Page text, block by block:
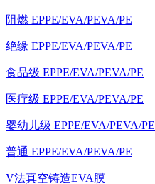
阻燃 EPPE/EVA/PEVA/PE
绝缘 EPPE/EVA/PEVA/PE
食品级 EPPE/EVA/PEVA/PE
医疗级 EPPE/EVA/PEVA/PE
婴幼儿级 EPPE/EVA/PEVA/PE
普通 EPPE/EVA/PEVA/PE
V法真空铸造EVA膜